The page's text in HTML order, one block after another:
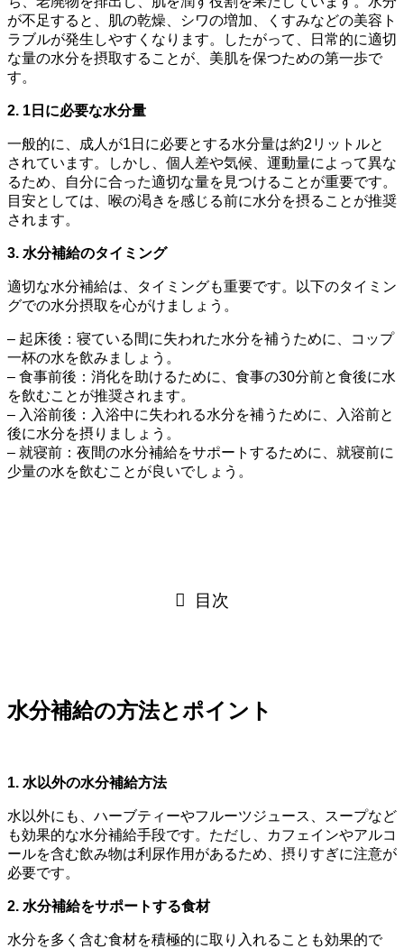
が不足すると、肌の乾燥、シワの増加、くすみなどの美容ト
ラブルが発生しやすくなります。したがって、日常的に適切
な量の水分を摂取することが、美肌を保つための第一歩で
す。
2. 1日に必要な水分量
一般的に、成人が1日に必要とする水分量は約2リットルと
されています。しかし、個人差や気候、運動量によって異な
るため、自分に合った適切な量を見つけることが重要です。
目安としては、喉の渇きを感じる前に水分を摂ることが推奨
されます。
3. 水分補給のタイミング
適切な水分補給は、タイミングも重要です。以下のタイミン
グでの水分摂取を心がけましょう。
– 起床後：寝ている間に失われた水分を補うために、コップ
一杯の水を飲みましょう。
– 食事前後：消化を助けるために、食事の30分前と食後に水
を飲むことが推奨されます。
– 入浴前後：入浴中に失われる水分を補うために、入浴前と
後に水分を摂りましょう。
– 就寝前：夜間の水分補給をサポートするために、就寝前に
少量の水を飲むことが良いでしょう。
目次
水分補給の方法とポイント
1. 水以外の水分補給方法
水以外にも、ハーブティーやフルーツジュース、スープなど
も効果的な水分補給手段です。ただし、カフェインやアルコ
ールを含む飲み物は利尿作用があるため、摂りすぎに注意が
必要です。
2. 水分補給をサポートする食材
水分を多く含む食材を積極的に取り入れることも効果的で